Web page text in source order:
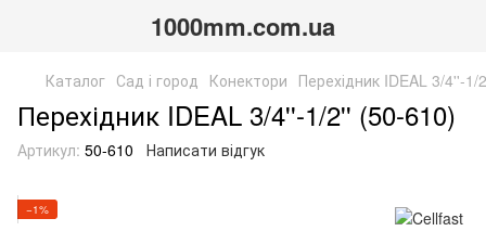
1000mm.com.ua
Каталог Сад і город Конектори Перехідник IDEAL 3/4''-
Перехідник IDEAL 3/4''-1/2'' (50-610)
Артикул: 50-610 Написати відгук
−1%